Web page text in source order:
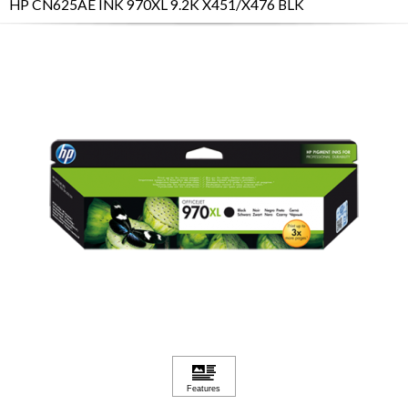
HP CN625AE INK 970XL 9.2K X451/X476 BLK